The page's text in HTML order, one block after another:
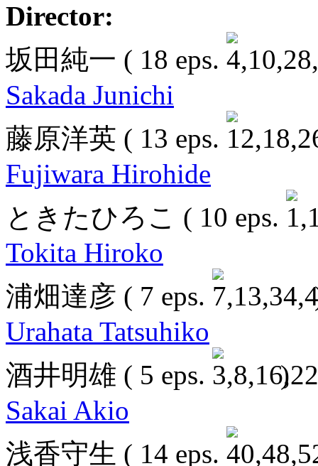
Director:
坂田純一 ( 18 eps.
Sakada Junichi
藤原洋英 ( 13 eps.
Fujiwara Hirohide
ときたひろこ ( 10 eps.
Tokita Hiroko
浦畑達彦 ( 7 eps.
Urahata Tatsuhiko
酒井明雄 ( 5 eps.
)
Sakai Akio
浅香守生 ( 14 eps.